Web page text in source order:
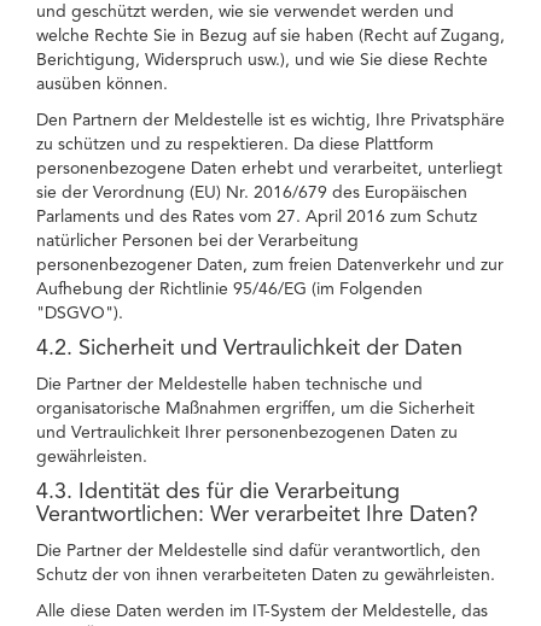
und geschützt werden, wie sie verwendet werden und
welche Rechte Sie in Bezug auf sie haben (Recht auf Zugang,
Berichtigung, Widerspruch usw.), und wie Sie diese Rechte
ausüben können.
Den Partnern der Meldestelle ist es wichtig, Ihre Privatsphäre
zu schützen und zu respektieren. Da diese Plattform
personenbezogene Daten erhebt und verarbeitet, unterliegt
sie der Verordnung (EU) Nr. 2016/679 des Europäischen
Parlaments und des Rates vom 27. April 2016 zum Schutz
natürlicher Personen bei der Verarbeitung
personenbezogener Daten, zum freien Datenverkehr und zur
Aufhebung der Richtlinie 95/46/EG (im Folgenden
"DSGVO").
4.2. Sicherheit und Vertraulichkeit der Daten
Die Partner der Meldestelle haben technische und
organisatorische Maßnahmen ergriffen, um die Sicherheit
und Vertraulichkeit Ihrer personenbezogenen Daten zu
gewährleisten.
4.3. Identität des für die Verarbeitung
Verantwortlichen: Wer verarbeitet Ihre Daten?
Die Partner der Meldestelle sind dafür verantwortlich, den
Schutz der von ihnen verarbeiteten Daten zu gewährleisten.
Alle diese Daten werden im IT-System der Meldestelle, das